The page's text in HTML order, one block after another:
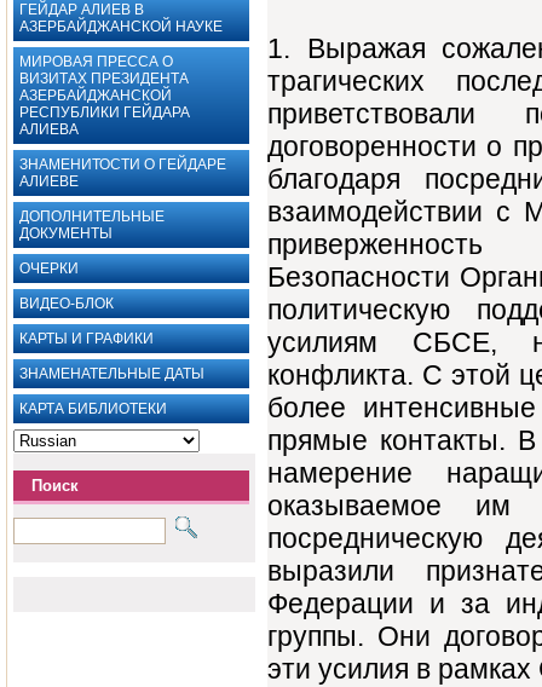
ГЕЙДАР АЛИЕВ В
АЗЕРБАЙДЖАНСКОЙ НАУКЕ
МИРОВАЯ ПРЕССА О
ВИЗИТАХ ПРЕЗИДЕНТА
АЗЕРБАЙДЖАНСКОЙ
РЕСПУБЛИКИ ГЕЙДАРА
АЛИЕВА
ЗНАМЕНИТОСТИ О ГЕЙДАРЕ
АЛИЕВЕ
ДОПОЛНИТЕЛЬНЫЕ
ДОКУМЕНТЫ ‎
ОЧЕРКИ
ВИДЕО-БЛОК
КАРТЫ И ГРАФИКИ
ЗНАМЕНАТЕЛЬНЫЕ ДАТЫ
КАРТА БИБЛИОТЕКИ
Поиск
1. Выражая
трагических
договоренности о
благодаря
взаимодействии с
Безопасности
политическую
усилиям СБСЕ,
конфликта. С этой
более
прямые контакты.
намерение
оказываемое им
посредническую
выразили
Федерации и за
группы. Они
эти усилия в